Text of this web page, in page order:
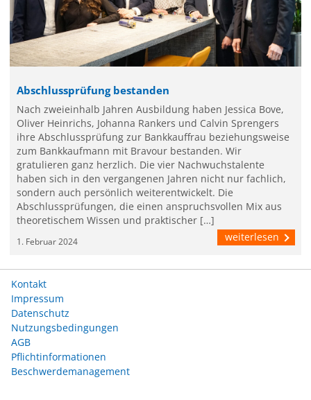
Abschlussprüfung bestanden
Nach zweieinhalb Jahren Ausbildung haben Jessica Bove,
Oliver Heinrichs, Johanna Rankers und Calvin Sprengers
ihre Abschlussprüfung zur Bankkauffrau beziehungsweise
zum Bankkaufmann mit Bravour bestanden. Wir
gratulieren ganz herzlich. Die vier Nachwuchstalente
haben sich in den vergangenen Jahren nicht nur fachlich,
sondern auch persönlich weiterentwickelt. Die
Abschlussprüfungen, die einen anspruchsvollen Mix aus
theoretischem Wissen und praktischer […]
1. Februar 2024 weiterlesen
Kontakt
Impressum
Datenschutz
Nutzungsbedingungen
AGB
Pflichtinformationen
Beschwerdemanagement